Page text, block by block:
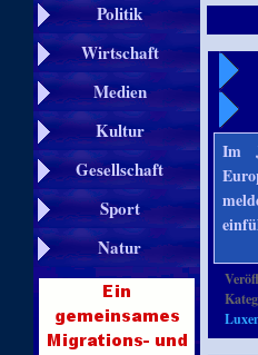
Politik
Wirtschaft
Medien
Kultur
Gesellschaft
Sport
Natur
Im